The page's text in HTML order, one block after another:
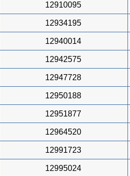
12910095
12934195
12940014
12942575
12947728
12950188
12951877
12964520
12991723
12995024